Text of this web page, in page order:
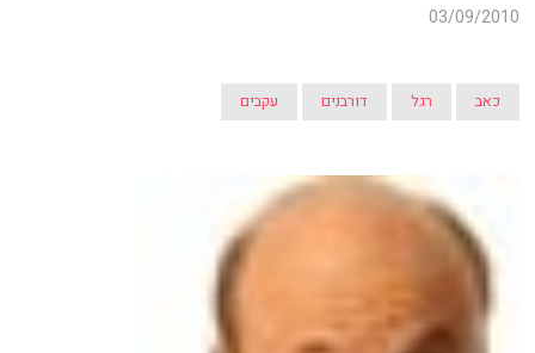
03/09/2010
כאב רגל דורבנים עקבים